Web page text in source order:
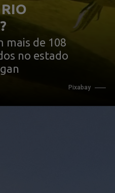
Pixabay
mais de 108
no estado